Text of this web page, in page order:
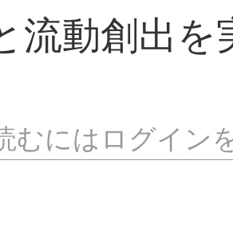
流動創出
むにはログイン